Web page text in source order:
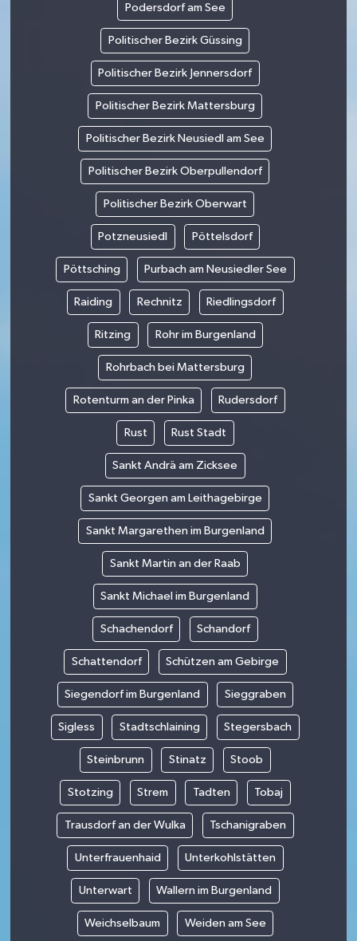
Podersdorf am See
Politischer Bezirk Güssing
Politischer Bezirk Jennersdorf
Politischer Bezirk Mattersburg
Politischer Bezirk Neusiedl am See
Politischer Bezirk Oberpullendorf
Politischer Bezirk Oberwart
Potzneusiedl Pöttelsdorf
Pöttsching Purbach am Neusiedler See
Raiding Rechnitz Riedlingsdorf
Ritzing Rohr im Burgenland
Rohrbach bei Mattersburg
Rotenturm an der Pinka Rudersdorf
Rust Rust Stadt
Sankt Andrä am Zicksee
Sankt Georgen am Leithagebirge
Sankt Margarethen im Burgenland
Sankt Martin an der Raab
Sankt Michael im Burgenland
Schachendorf Schandorf
Schattendorf Schützen am Gebirge
Siegendorf im Burgenland Sieggraben
Sigless Stadtschlaining Stegersbach
Steinbrunn Stinatz Stoob
Stotzing Strem Tadten Tobaj
Trausdorf an der Wulka Tschanigraben
Unterfrauenhaid Unterkohlstätten
Unterwart Wallern im Burgenland
Weichselbaum Weiden am See